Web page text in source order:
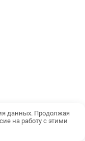
данных. Продолжая
на работу с этими